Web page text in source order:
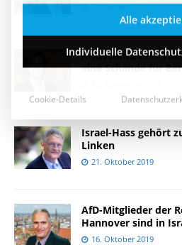
31. Januar 2020
Antisemitischer
eine Schande für
Israel-Hass gehört
Linken
21. Oktober 2019
AfD-Mitglieder der
Hannover sind in
16. Oktober 2019
Cookie-Details